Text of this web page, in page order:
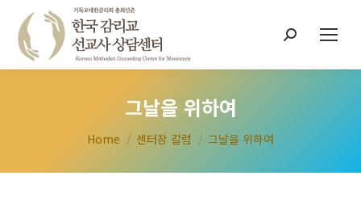
Search:
그날을 위하여
You are here:
Home 센터장 칼럼 그날을 위하여